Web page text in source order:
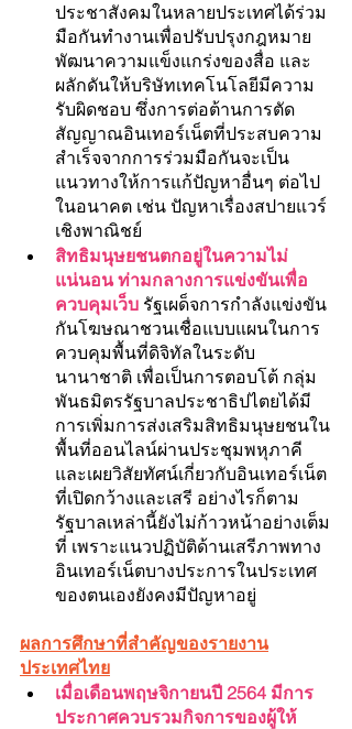
ประชาสังคมในหลายประเทศได้ร่วม
มือกันทำงานเพื่อปรับปรุงกฎหมาย
พัฒนาความแข็งแกร่งของสื่อ และ
ผลักดันให้บริษัทเทคโนโลยีมีความ
รับผิดชอบ ซึ่งการต่อต้านการตัด
สัญญาณอินเทอร์เน็ตที่ประสบความ
สำเร็จจากการร่วมมือกันจะเป็น
แนวทางให้การแก้ปัญหาอื่นๆ ต่อไป
ในอนาคต เช่น ปัญหาเรื่องสปายแวร์
เชิงพาณิชย์
สิทธิมนุษยชนตกอยู่ในความไม่
แน่นอน ท่ามกลางการแข่งขันเพื่อ
ควบคุมเว็บ รัฐเผด็จการกำลังแข่งขัน
กันโฆษณาชวนเชื่อแบบแผนในการ
ควบคุมพื้นที่ดิจิทัลในระดับ
นานาชาติ เพื่อเป็นการตอบโต้ กลุ่ม
พันธมิตรรัฐบาลประชาธิปไตยได้มี
การเพิ่มการส่งเสริมสิทธิมนุษยชนใน
พื้นที่ออนไลน์ผ่านประชุมพหุภาคี
และเผยวิสัยทัศน์เกี่ยวกับอินเทอร์เน็ต
ที่เปิดกว้างและเสรี อย่างไรก็ตาม
รัฐบาลเหล่านี้ยังไม่ก้าวหน้าอย่างเต็ม
ที่ เพราะแนวปฏิบัติด้านเสรีภาพทาง
อินเทอร์เน็ตบางประการในประเทศ
ของตนเองยังคงมีปัญหาอยู่
ผลการศึกษาที่สำคัญของรายงาน
ประเทศไทย
เมื่อเดือนพฤษจิกายนปี 2564 มีการ
ประกาศควบรวมกิจการของผู้ให้